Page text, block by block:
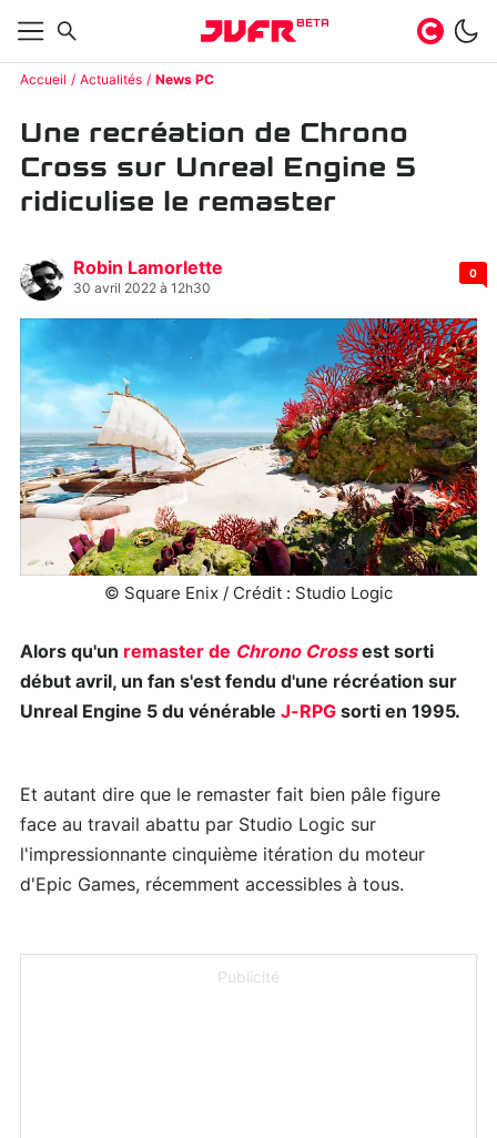
BETA
Accueil Actualités News PC
Une recréation de Chrono
Cross sur Unreal Engine 5
ridiculise le remaster
Robin Lamorlette
30 avril 2022 à 12h30
0
© Square Enix / Crédit : Studio Logic
Alors qu'un remaster de Chrono Crossest sorti
début avril, un fan s'est fendu d'une récréation sur
Unreal Engine 5 du vénérable J-RPG sorti en 1995.
Et autant dire que le remaster fait bien pâle figure
face au travail abattu par Studio Logic sur
l'impressionnante cinquième itération du moteur
d'Epic Games, récemment accessibles à tous.
Publicité